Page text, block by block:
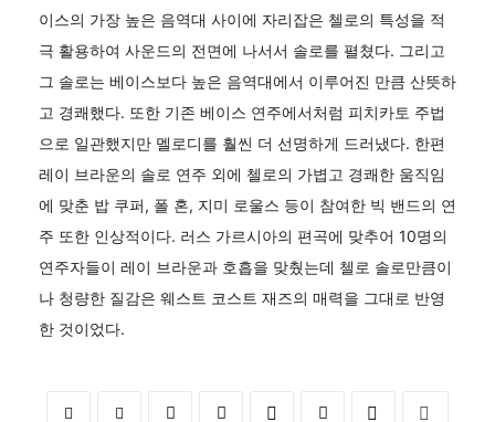
이스의 가장 높은 음역대 사이에 자리잡은 첼로의 특성을 적
극 활용하여 사운드의 전면에 나서서 솔로를 펼쳤다. 그리고
그 솔로는 베이스보다 높은 음역대에서 이루어진 만큼 산뜻하
고 경쾌했다. 또한 기존 베이스 연주에서처럼 피치카토 주법
으로 일관했지만 멜로디를 훨씬 더 선명하게 드러냈다. 한편
레이 브라운의 솔로 연주 외에 첼로의 가볍고 경쾌한 움직임
에 맞춘 밥 쿠퍼, 폴 혼, 지미 로울스 등이 참여한 빅 밴드의 연
주 또한 인상적이다. 러스 가르시아의 편곡에 맞추어 10명의
연주자들이 레이 브라운과 호흡을 맞췄는데 첼로 솔로만큼이
나 청량한 질감은 웨스트 코스트 재즈의 매력을 그대로 반영
한 것이었다.